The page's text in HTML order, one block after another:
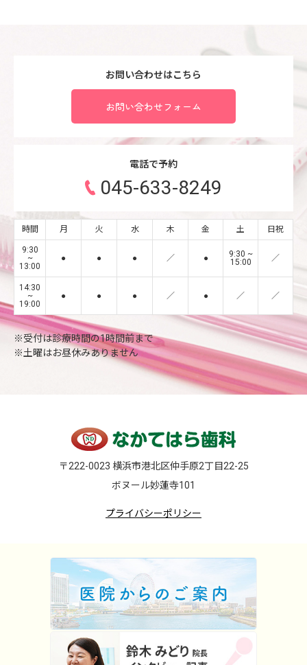
お問い合わせはこちら
お問い合わせフォーム
電話で予約
045-633-8249
時間 月 火 水 木 金 土 日祝
9:30
~
13:00
● ● ● ／ ●
9:30 ~
15:00
／
14:30
~
19:00
● ● ● ／ ● ／ ／
※受付は診療時間の1時間前まで
※土曜はお昼休みありません
〒222-0023 横浜市港北区仲手原2丁目22-25
ボヌール妙蓮寺101
プライバシーポリシー